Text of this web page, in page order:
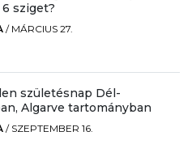
sziget?
/ MÁRCIUS 27.
születésnap Dél-
Algarve tartományban
/ SZEPTEMBER 16.